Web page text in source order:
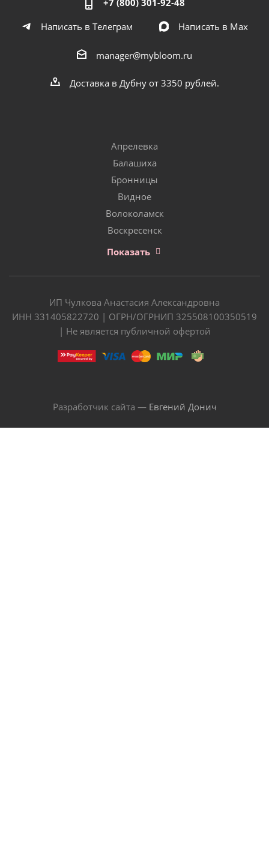
Написать в Телеграм
Написать в Мах
manager@mybloom.ru
Доставка в Дубну от 3350 рублей.
Апрелевка
Балашиха
Бронницы
Видное
Волоколамск
Воскресенск
Показать
ИП Чулкова Анастасия Александровна
ИНН 331405822720 | ОГРН/ОГРНИП 325508100350519
| Не является публичной офертой
Разработчик сайта — Евгений Донич